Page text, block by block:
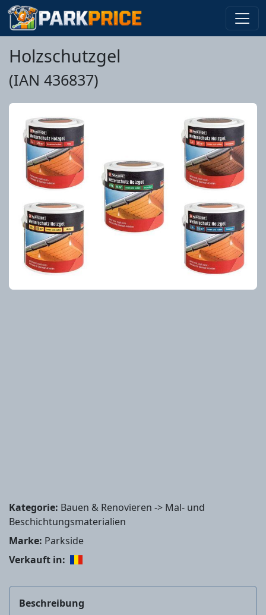
Holzschutzgel
(IAN 436837)
Kategorie: Bauen & Renovieren -> Mal- und
Beschichtungsmaterialien
Marke: Parkside
Verkauft in:
Beschreibung